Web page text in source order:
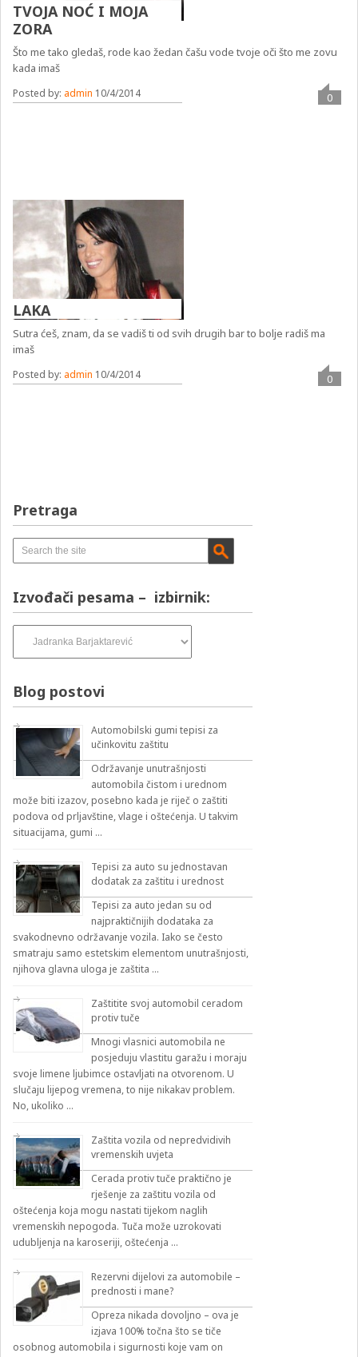
TVOJA NOĆ I MOJA
ZORA
Što me tako gledaš, rode kao žedan čašu vode tvoje oči što me zovu
kada imaš
Posted by: admin 10/4/2014 0
LAKA
Sutra ćeš, znam, da se vadiš ti od svih drugih bar to bolje radiš ma
imaš
Posted by: admin 10/4/2014 0
Pretraga
Izvođači pesama – izbirnik:
pesama
Blog postovi
Automobilski gumi tepisi za
učinkovitu zaštitu
Održavanje unutrašnjosti
automobila čistom i urednom
može biti izazov, posebno kada je riječ o zaštiti
podova od prljavštine, vlage i oštećenja. U takvim
situacijama, gumi …
Tepisi za auto su jednostavan
dodatak za zaštitu i urednost
Tepisi za auto jedan su od
najpraktičnijih dodataka za
svakodnevno održavanje vozila. Iako se često
smatraju samo estetskim elementom unutrašnjosti,
njihova glavna uloga je zaštita …
Zaštitite svoj automobil ceradom
protiv tuče
Mnogi vlasnici automobila ne
posjeduju vlastitu garažu i moraju
svoje limene ljubimce ostavljati na otvorenom. U
slučaju lijepog vremena, to nije nikakav problem.
No, ukoliko …
Zaštita vozila od nepredvidivih
vremenskih uvjeta
Cerada protiv tuče praktično je
rješenje za zaštitu vozila od
oštećenja koja mogu nastati tijekom naglih
vremenskih nepogoda. Tuča može uzrokovati
udubljenja na karoseriji, oštećenja …
Rezervni dijelovi za automobile –
prednosti i mane?
Opreza nikada dovoljno – ova je
izjava 100% točna što se tiče
osobnog automobila i sigurnosti koje vam on